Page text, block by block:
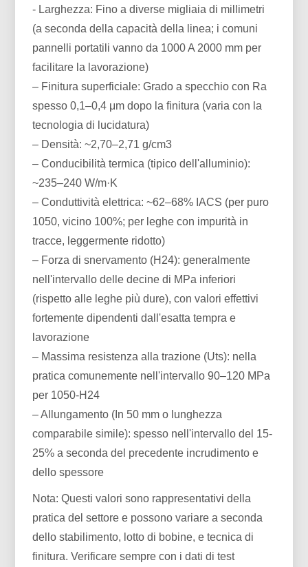
- Larghezza: Fino a diverse migliaia di millimetri
(a seconda della capacità della linea; i comuni
pannelli portatili vanno da 1000 A 2000 mm per
facilitare la lavorazione)
– Finitura superficiale: Grado a specchio con Ra
spesso 0,1–0,4 μm dopo la finitura (varia con la
tecnologia di lucidatura)
– Densità: ~2,70–2,71 g/cm3
– Conducibilità termica (tipico dell'alluminio):
~235–240 W/m·K
– Conduttività elettrica: ~62–68% IACS (per puro
1050, vicino 100%; per leghe con impurità in
tracce, leggermente ridotto)
– Forza di snervamento (H24): generalmente
nell'intervallo delle decine di MPa inferiori
(rispetto alle leghe più dure), con valori effettivi
fortemente dipendenti dall'esatta tempra e
lavorazione
– Massima resistenza alla trazione (Uts): nella
pratica comunemente nell'intervallo 90–120 MPa
per 1050-H24
– Allungamento (In 50 mm o lunghezza
comparabile simile): spesso nell'intervallo del 15-
25% a seconda del precedente incrudimento e
dello spessore
Nota: Questi valori sono rappresentativi della
pratica del settore e possono variare a seconda
dello stabilimento, lotto di bobine, e tecnica di
finitura. Verificare sempre con i dati di test